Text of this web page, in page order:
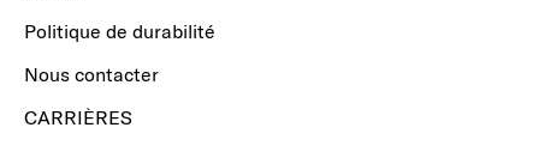
Politique de durabilité
Nous contacter
CARRIÈRES